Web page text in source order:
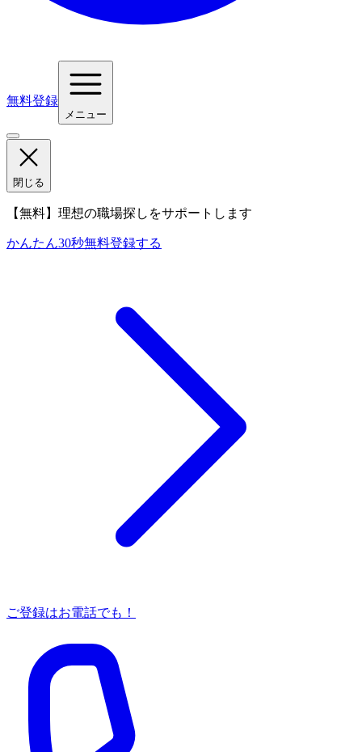
無料登録
メニュー
閉じる
【無料】理想の職場探しをサポートします
かんたん30秒無料登録する
ご登録はお電話でも！